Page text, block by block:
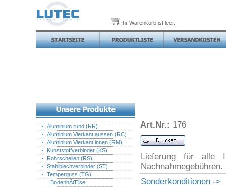
Ihr Warenkorb ist leer.
Art.Nr.: 176
Lieferung für alle
Nachnahmegebühren.
Sonderkonditionen ->
Aluminium rund (RR)
Aluminium Vierkant aussen (RC)
Aluminium Vierkant innen (RM)
Kunststoffverbinder (KS)
Rohrschellen (RS)
Stahlblechverbinder (ST)
Temperguss (TG)
BodenhÃŒlse